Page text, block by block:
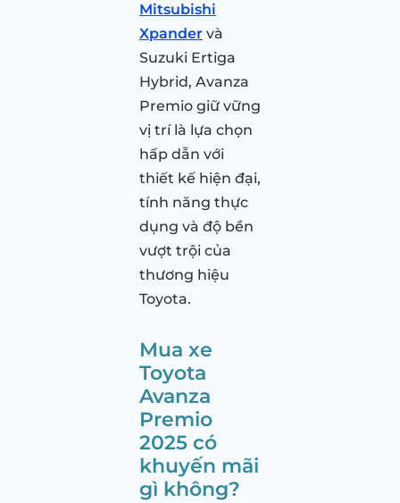
Mitsubishi
Xpander và
Suzuki Ertiga
Hybrid, Avanza
Premio giữ vững
vị trí là lựa chọn
hấp dẫn với
thiết kế hiện đại,
tính năng thực
dụng và độ bền
vượt trội của
thương hiệu
Toyota.
Mua xe
Toyota
Avanza
Premio
2025 có
khuyến mãi
gì không?